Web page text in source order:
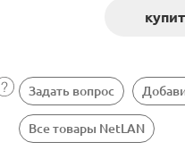
Задать вопрос
Все товары NetLAN